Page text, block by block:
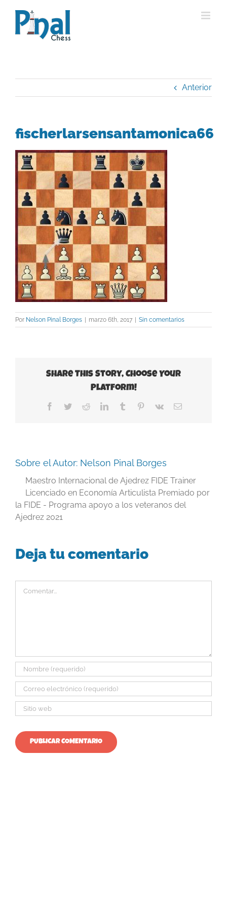
contenido
Anterior
fischerlarsensantamonica66
Por Nelson Pinal Borges | marzo 6th, 2017 | Sin comentarios
Share This Story, Choose Your
Platform!
Facebook
TwitterRedditLinkedInTumblr Pinterest
Vk
Correo
Sobre el Autor: Nelson Pinal Borges
Maestro Internacional de Ajedrez FIDE Trainer
Licenciado en Economía Articulista Premiado por
la FIDE - Programa apoyo a los veteranos del
Ajedrez 2021
Deja tu comentario